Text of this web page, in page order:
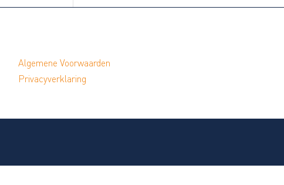
Algemene Voorwaarden
Privacyverklaring